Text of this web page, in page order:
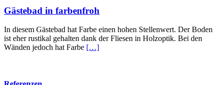
Gästebad in farbenfroh
In diesem Gästebad hat Farbe einen hohen Stellenwert. Der Boden
ist eher rustikal gehalten dank der Fliesen in Holzoptik. Bei den
Wänden jedoch hat Farbe […]